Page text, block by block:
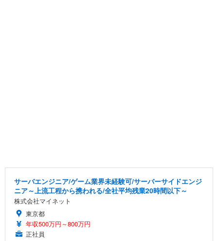
サーバエンジニア/ゲーム業界未経験可/サーバーサイドエンジ
ニア～上流工程から携われる/全社平均残業20時間以下～
株式会社マイネット
東京都
年収500万円～800万円
正社員